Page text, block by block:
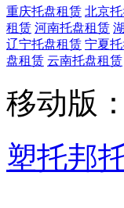
重庆托盘租赁 北京
租赁 河南托盘租赁
辽宁托盘租赁 宁夏
盘租赁 云南托盘租赁
移动版：
塑托邦